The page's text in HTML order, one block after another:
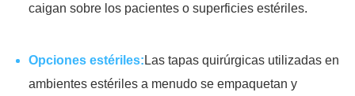
caigan sobre los pacientes o superficies estériles.
Opciones estériles: Las tapas quirúrgicas utilizadas en
ambientes estériles a menudo se empaquetan y